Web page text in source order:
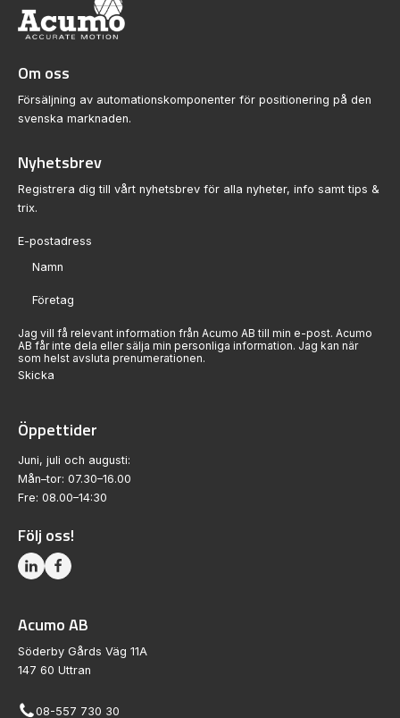
Om oss
Försäljning av automationskomponenter för positionering på den
svenska marknaden.
Nyhetsbrev
Registrera dig till vårt nyhetsbrev för alla nyheter, info samt tips &
trix.
Sektion
Jag vill få relevant information från Acumo AB till min e-post. Acumo
AB får inte dela eller sälja min personliga information. Jag kan när
som helst avsluta prenumerationen.
Skicka
Öppettider
Juni, juli och augusti:
Mån–tor: 07.30–16.00
Fre: 08.00–14:30
Följ oss!
Acumo AB
Söderby Gårds Väg 11A
147 60 Uttran
08-557 730 30